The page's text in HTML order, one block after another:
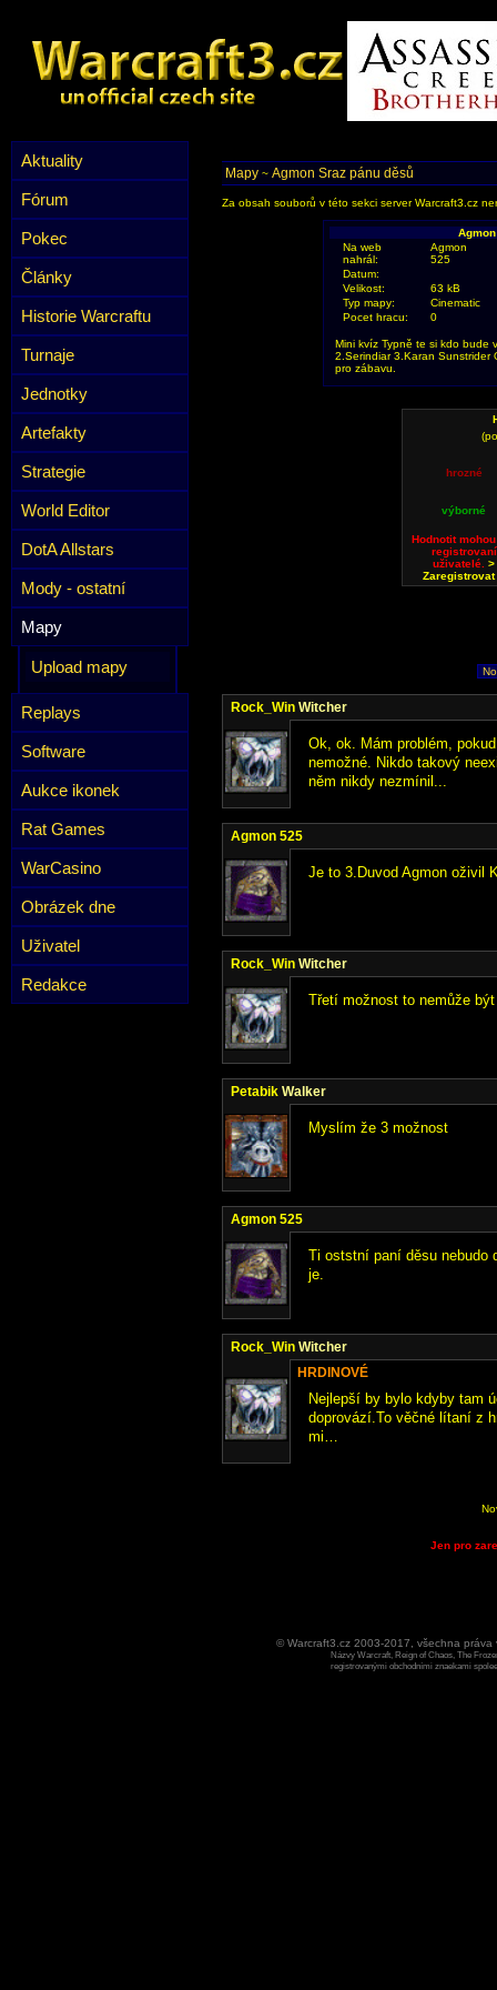
Aktuality
Fórum
Pokec
Články
Historie Warcraftu
Turnaje
Jednotky
Artefakty
Strategie
World Editor
DotA Allstars
Mody - ostatní
Mapy
Upload mapy
Replays
Software
Aukce ikonek
Rat Games
WarCasino
Obrázek dne
Uživatel
Redakce
Mapy ~ Agmon Sraz pánu děsů
Za obsah souborů v této sekci server Warcraft3.cz
Na web
nahrál:
Agmon
525
Datum:
Velikost:
63 kB
Typ mapy:
Cinematic
Pocet hracu:
0
Mini kvíz Typně te si kdo bude
2.Serindiar 3.Karan Sunstrider
pro zábavu.
hrozné
výborné
Hodnotit
registrovaní
uživatelé.>
Zaregistrovat
Rock_Win Witcher
Ok, ok. Mám problém,
nemožné. Nikdo takový
něm nikdy nezmínil...
Agmon 525
Je to 3.Duvod Agmon oživil
Rock_Win Witcher
Třetí možnost to nemůže
Petabik Walker
Myslím že 3 možnost
Agmon 525
Ti oststní paní děsu nebudo
je.
Rock_Win Witcher
HRDINOVÉ
Nejlepší by bylo kdyby tam
doprovází.To věčné lítaní z
mi…
Jen pro
© Warcraft3.cz 2003-2017, všechna
Názvy Warcraft, Reign of Chaos, The
registrovanými obchodními znaekami